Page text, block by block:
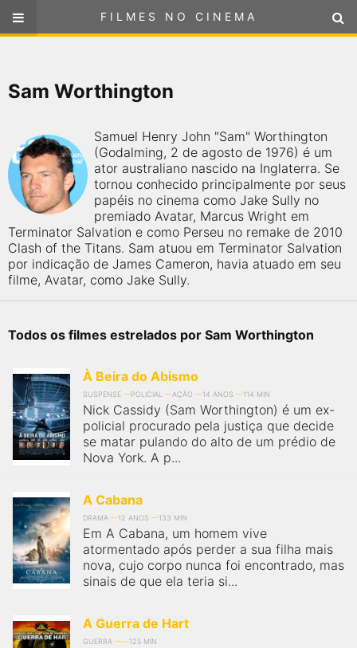
FILMES NO CINEMA
ou selecione sua localização
Sam Worthington
Samuel Henry John "Sam" Worthington
(Godalming, 2 de agosto de 1976) é um
ator australiano nascido na Inglaterra. Se
tornou conhecido principalmente por seus
papéis no cinema como Jake Sully no
premiado Avatar, Marcus Wright em
Terminator Salvation e como Perseu no remake de 2010
Clash of the Titans. Sam atuou em Terminator Salvation
por indicação de James Cameron, havia atuado em seu
filme, Avatar, como Jake Sully.
Todos os filmes estrelados por Sam Worthington
À Beira do Abismo
SUSPENSE POLICIAL AÇÃO 14 ANOS 114 MIN
Nick Cassidy (Sam Worthington) é um ex-
policial procurado pela justiça que decide
se matar pulando do alto de um prédio de
Nova York. A p...
A Cabana
DRAMA 12 ANOS 133 MIN
Em A Cabana, um homem vive
atormentado após perder a sua filha mais
nova, cujo corpo nunca foi encontrado, mas
sinais de que ela teria si...
A Guerra de Hart
GUERRA 125 MIN
FILMES NO CINEMA
FILMES EM CARTAZ
PRÓXIMOS LANÇAMENTOS
GÊNEROS
NOTÍCIAS
PÁGINA INICIAL
sessões de cinema no Brasil. Através dele, você pode
encontrar os filmes no cinema mais próximos a você ou a
acessar informações sobre cinemas, horários, assistir aos
trailers e muito mais.